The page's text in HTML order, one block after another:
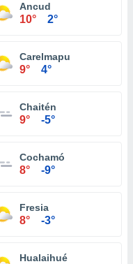
Ancud
10° 2°
Carelmapu
9° 4°
Chaitén
9° -5°
Cochamó
8° -9°
Fresia
8° -3°
Hualaihué